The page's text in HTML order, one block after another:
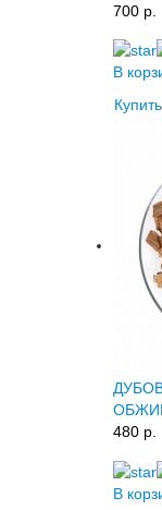
700 p.
В
480 p.
В